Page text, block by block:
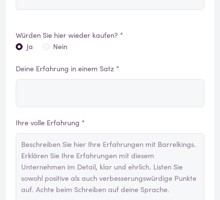
Würden Sie hier wieder kaufen? *
Ja
Nein
Deine Erfahrung in einem Satz *
Ihre volle Erfahrung *